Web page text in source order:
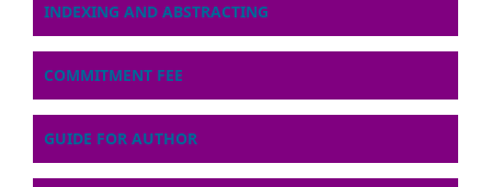
INDEXING AND ABSTRACTING
COMMITMENT FEE
GUIDE FOR AUTHOR